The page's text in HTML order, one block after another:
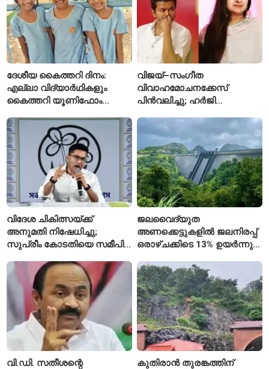
ദേശീയ കൈത്തറി ദിനം:
എല്ലാ വിദ്യാർഥികളും
കൈത്തറി യൂണിഫോം
സ്കൂൾ വേറിട്ട മാതൃക
വിജയ്–സംഗീത
വിവാഹമോചനക്കേസ്
പിൻവലിച്ചു; ഹർജി
അവസാനിപ്പിച്ച് കോടതി
വിദേശ ചികിത്സയ്ക്ക്
അനുമതി നിഷേധിച്ചു;
സുപ്രീം കോടതിയെ സമീപിച്ച്
ജലവൈദ്യുത
അണക്കെട്ടുകളിൽ ജലനിരപ്പ്
ഒരാഴ്ചക്കിടെ 13% ഉയർന്നു;
ഇപ്പോഴും കുറവ്
വി.ഡി. സതീശന്റെ
കുതിരാൻ തുരങ്കത്തിന്